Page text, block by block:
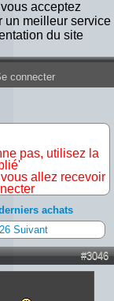
acceptez
un meilleur service
du site
connecter
pas, utilisez la
allez recevoir
achats
Suivant
#3046